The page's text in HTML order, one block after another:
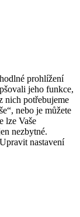
prohlížení
jeho funkce,
nich potřebujeme
nebo je můžete
lze Vaše
nezbytné.
Upravit nastavení